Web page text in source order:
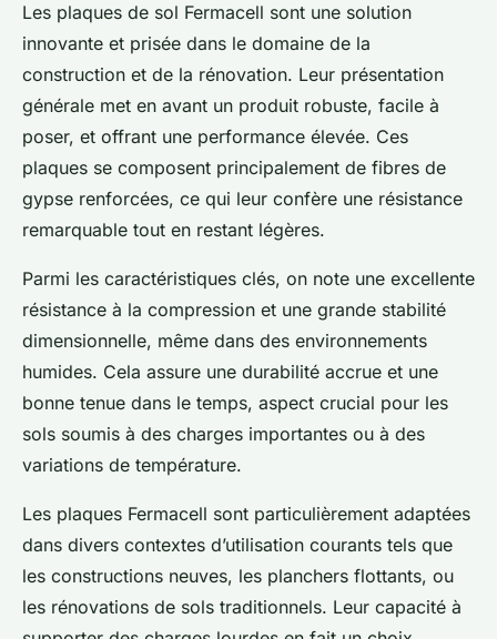
Les plaques de sol Fermacell sont une solution
innovante et prisée dans le domaine de la
construction et de la rénovation. Leur présentation
générale met en avant un produit robuste, facile à
poser, et offrant une performance élevée. Ces
plaques se composent principalement de fibres de
gypse renforcées, ce qui leur confère une résistance
remarquable tout en restant légères.
Parmi les caractéristiques clés, on note une excellente
résistance à la compression et une grande stabilité
dimensionnelle, même dans des environnements
humides. Cela assure une durabilité accrue et une
bonne tenue dans le temps, aspect crucial pour les
sols soumis à des charges importantes ou à des
variations de température.
Les plaques Fermacell sont particulièrement adaptées
dans divers contextes d’utilisation courants tels que
les constructions neuves, les planchers flottants, ou
les rénovations de sols traditionnels. Leur capacité à